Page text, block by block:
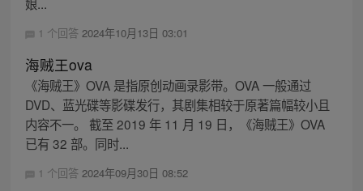
1 个回答 2024年10月13日 03:01
海贼王ova
《海贼王》OVA 是指原创动画录影带。OVA 一般通过
DVD、蓝光碟等影碟发行，其剧集相较于原著篇幅较小且
内容不一。 截至 2019 年 11 月 19 日，《海贼王》OVA
已有 32 部。同时...
1 个回答 2024年09月30日 08:52